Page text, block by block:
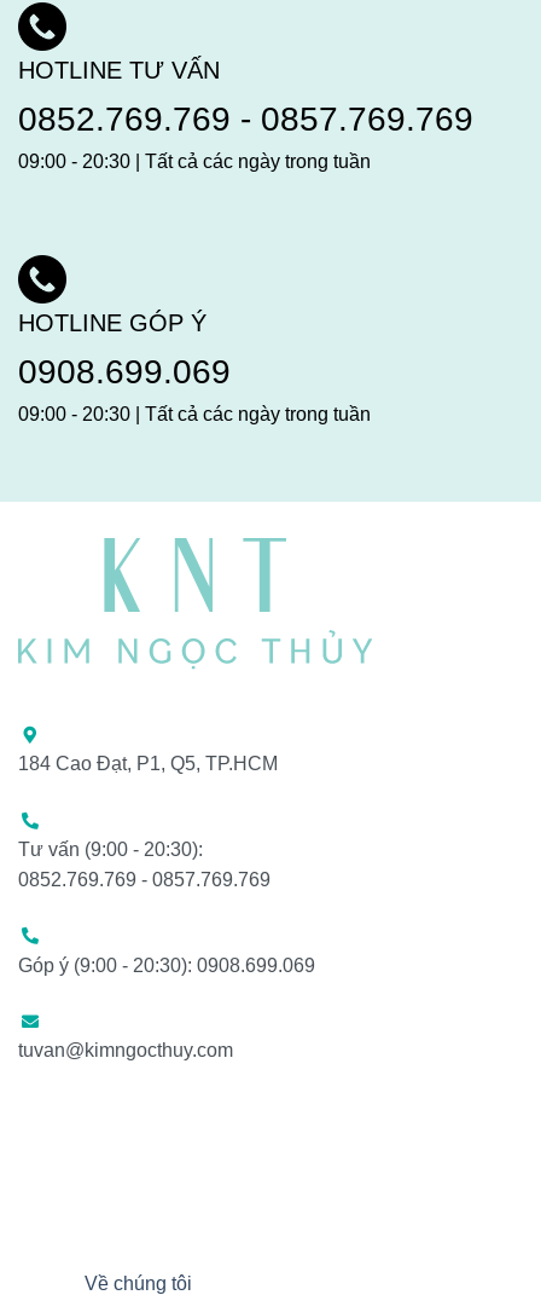
HOTLINE TƯ VẤN
0852.769.769 - 0857.769.769
09:00 - 20:30 | Tất cả các ngày trong tuần
HOTLINE GÓP Ý
0908.699.069
09:00 - 20:30 | Tất cả các ngày trong tuần
184 Cao Đạt, P1, Q5, TP.HCM
Tư vấn (9:00 - 20:30):
0852.769.769 - 0857.769.769
Góp ý (9:00 - 20:30): 0908.699.069
tuvan@kimngocthuy.com
Về chúng tôi